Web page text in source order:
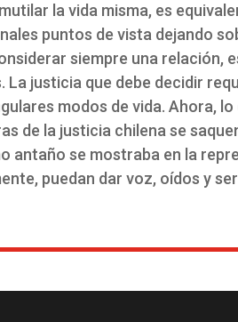
la vida misma, es
puntos de vista dejando
siempre una relación,
La justicia que debe decidir
modos de vida. Ahora,
de la justicia chilena se
antaño se mostraba en la
puedan dar voz, oídos y